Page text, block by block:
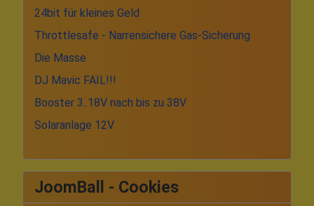
24bit für kleines Geld
Throttlesafe - Narrensichere Gas-Sicherung
Die Masse
DJ Mavic FAIL!!!
Booster 3..18V nach bis zu 38V
Solaranlage 12V
JoomBall - Cookies